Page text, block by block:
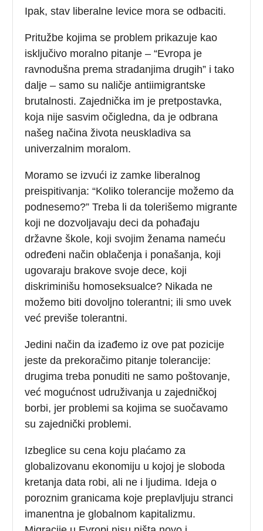
Ipak, stav liberalne levice mora se odbaciti.
Pritužbe kojima se problem prikazuje kao
isključivo moralno pitanje – “Evropa je
ravnodušna prema stradanjima drugih” i tako
dalje – samo su naličje antiimigrantske
brutalnosti. Zajednička im je pretpostavka,
koja nije sasvim očigledna, da je odbrana
našeg načina života neuskladiva sa
univerzalnim moralom.
Moramo se izvući iz zamke liberalnog
preispitivanja: “Koliko tolerancije možemo da
podnesemo?” Treba li da tolerišemo migrante
koji ne dozvoljavaju deci da pohađaju
državne škole, koji svojim ženama nameću
određeni način oblačenja i ponašanja, koji
ugovaraju brakove svoje dece, koji
diskriminišu homoseksualce? Nikada ne
možemo biti dovoljno tolerantni; ili smo uvek
već previše tolerantni.
Jedini način da izađemo iz ove pat pozicije
jeste da prekoračimo pitanje tolerancije:
drugima treba ponuditi ne samo poštovanje,
već mogućnost udruživanja u zajedničkoj
borbi, jer problemi sa kojima se suočavamo
su zajednički problemi.
Izbeglice su cena koju plaćamo za
globalizovanu ekonomiju u kojoj je sloboda
kretanja data robi, ali ne i ljudima. Ideja o
poroznim granicama koje preplavljuju stranci
imanentna je globalnom kapitalizmu.